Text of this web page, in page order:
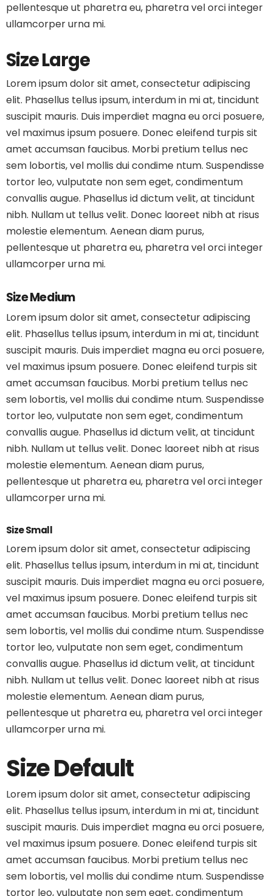
pellentesque ut pharetra eu, pharetra vel orci integer
ullamcorper urna mi.
Size Large
Lorem ipsum dolor sit amet, consectetur adipiscing
elit. Phasellus tellus ipsum, interdum in mi at, tincidunt
suscipit mauris. Duis imperdiet magna eu orci posuere,
vel maximus ipsum posuere. Donec eleifend turpis sit
amet accumsan faucibus. Morbi pretium tellus nec
sem lobortis, vel mollis dui condime ntum. Suspendisse
tortor leo, vulputate non sem eget, condimentum
convallis augue. Phasellus id dictum velit, at tincidunt
nibh. Nullam ut tellus velit. Donec laoreet nibh at risus
molestie elementum. Aenean diam purus,
pellentesque ut pharetra eu, pharetra vel orci integer
ullamcorper urna mi.
Size Medium
Lorem ipsum dolor sit amet, consectetur adipiscing
elit. Phasellus tellus ipsum, interdum in mi at, tincidunt
suscipit mauris. Duis imperdiet magna eu orci posuere,
vel maximus ipsum posuere. Donec eleifend turpis sit
amet accumsan faucibus. Morbi pretium tellus nec
sem lobortis, vel mollis dui condime ntum. Suspendisse
tortor leo, vulputate non sem eget, condimentum
convallis augue. Phasellus id dictum velit, at tincidunt
nibh. Nullam ut tellus velit. Donec laoreet nibh at risus
molestie elementum. Aenean diam purus,
pellentesque ut pharetra eu, pharetra vel orci integer
ullamcorper urna mi.
Size Small
Lorem ipsum dolor sit amet, consectetur adipiscing
elit. Phasellus tellus ipsum, interdum in mi at, tincidunt
suscipit mauris. Duis imperdiet magna eu orci posuere,
vel maximus ipsum posuere. Donec eleifend turpis sit
amet accumsan faucibus. Morbi pretium tellus nec
sem lobortis, vel mollis dui condime ntum. Suspendisse
tortor leo, vulputate non sem eget, condimentum
convallis augue. Phasellus id dictum velit, at tincidunt
nibh. Nullam ut tellus velit. Donec laoreet nibh at risus
molestie elementum. Aenean diam purus,
pellentesque ut pharetra eu, pharetra vel orci integer
ullamcorper urna mi.
Size Default
Lorem ipsum dolor sit amet, consectetur adipiscing
elit. Phasellus tellus ipsum, interdum in mi at, tincidunt
suscipit mauris. Duis imperdiet magna eu orci posuere,
vel maximus ipsum posuere. Donec eleifend turpis sit
amet accumsan faucibus. Morbi pretium tellus nec
sem lobortis, vel mollis dui condime ntum. Suspendisse
tortor leo, vulputate non sem eget, condimentum